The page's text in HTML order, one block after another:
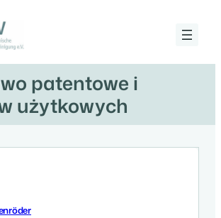
patentowe i
użytkowych